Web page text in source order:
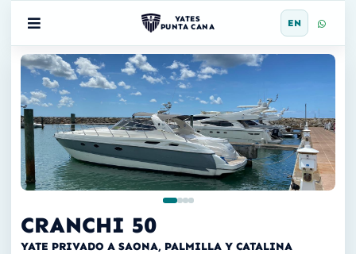
YATES
PUNTA CANA
EN
CRANCHI 50
YATE PRIVADO A SAONA, PALMILLA Y CATALINA